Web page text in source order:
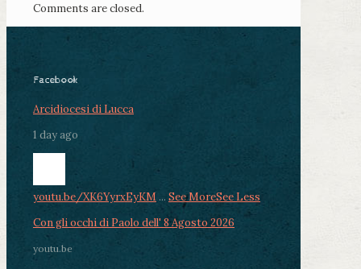
Comments are closed.
Facebook
Arcidiocesi di Lucca
1 day ago
youtu.be/XK6YyrxEyKM ... See MoreSee Less
Con gli occhi di Paolo dell' 8 Agosto 2026
youtu.be